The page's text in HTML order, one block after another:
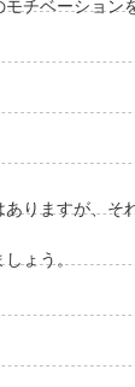
チベーション
りますが、そ
ょう。